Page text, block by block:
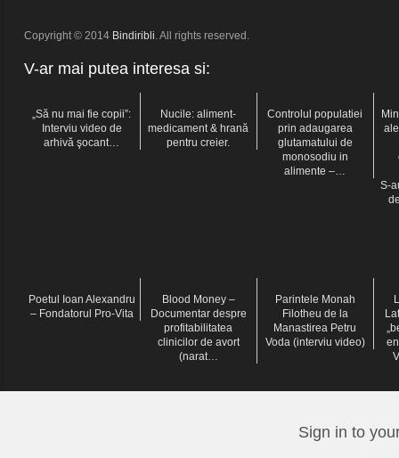
Copyright © 2014 Bindiribli . All rights reserved.
V-ar mai putea interesa si:
„Să nu mai fie copii”:
Interviu video de
arhivă şocant…
Nucile: aliment-
medicament & hrană
pentru creier.
Controlul populatiei
prin adaugarea
glutamatului de
monosodiu in
alimente –…
S-
Poetul Ioan Alexandru
– Fondatorul Pro-Vita
Blood Money –
Documentar despre
profitabilitatea
clinicilor de avort
(narat…
Parintele Monah
Filotheu de la
Manastirea Petru
Voda (interviu video)
Sign in to